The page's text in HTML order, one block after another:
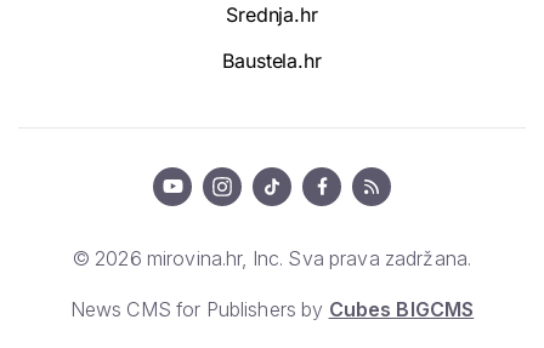
Srednja.hr
Baustela.hr
© 2026 mirovina.hr, Inc. Sva prava zadržana.
News CMS for Publishers by Cubes BIGCMS